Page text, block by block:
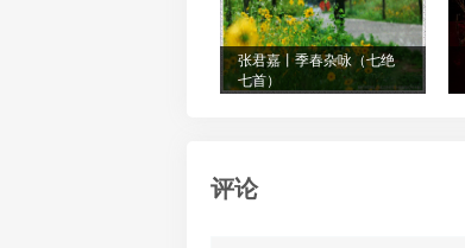
张君嘉丨季春杂咏（七绝
七首）
评论